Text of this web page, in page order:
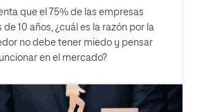
que el 75% de las empresas
10 años, ¿cuál es la razón por la
no debe tener miedo y pensar
en el mercado?